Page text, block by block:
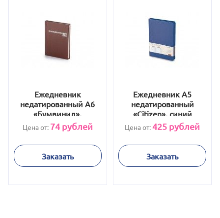
Ежедневник
недатированный А6
«Бумвинил»,
коричневый
Цена от: 74рублей
Заказать
Ежедневник А5
недатированный
«Citizen», синий
Цена от:425 рублей
Заказать